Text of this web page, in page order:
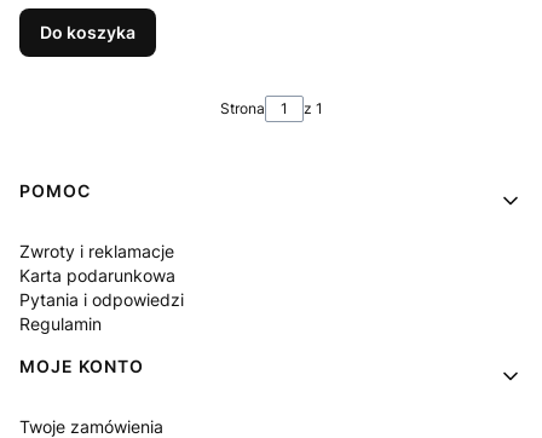
Do koszyka
Strona z 1
Linki w stopce
POMOC
Zwroty i reklamacje
Karta podarunkowa
Pytania i odpowiedzi
Regulamin
MOJE KONTO
Twoje zamówienia